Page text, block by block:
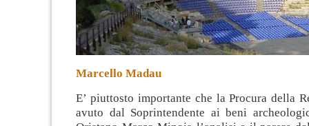
Marcello Madau
E’ piuttosto importante che la Procura della
avuto dal Soprintendente ai beni